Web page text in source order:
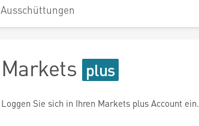
Ausschüttungen
Markets
Loggen Sie sich in Ihren Markets plus Account ein.